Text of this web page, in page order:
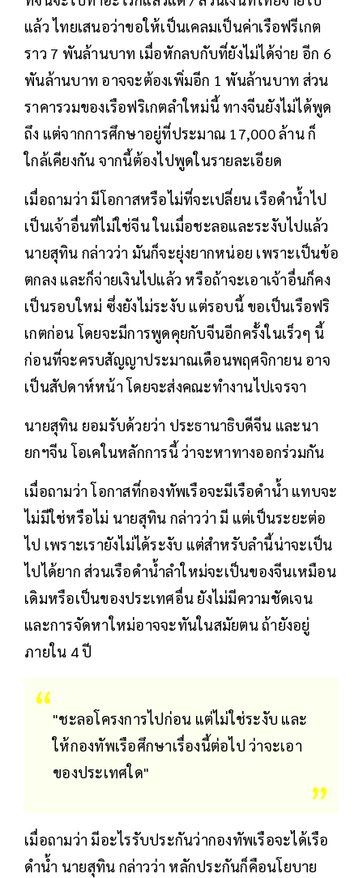
แล้ว ไทยเสนอว่าขอให้เป็นเคลมเป็นค่าเรือฟรีเกต
ราว 7 พันล้านบาท เมื่อหักลบกับที่ยังไม่ได้จ่าย อีก 6
พันล้านบาท อาจจะต้องเพิ่มอีก 1 พันล้านบาท ส่วน
ราคารวมของเรือฟริเกตลำใหม่นี้ ทางจีนยังไม่ได้พูด
ถึง แต่จากการศึกษาอยู่ที่ประมาณ 17,000 ล้าน ก็
ใกล้เคียงกัน จากนี้ต้องไปพูดในรายละเอียด
เมื่อถามว่า มีโอกาสหรือไม่ที่จะเปลี่ยน เรือดำน้ำไป
เป็นเจ้าอื่นที่ไม่ใช่จีน ในเมื่อชะลอและระงับไปแล้ว
นายสุทิน กล่าวว่า มันก็จะยุ่งยากหน่อย เพราะเป็นข้อ
ตกลง และก็จ่ายเงินไปแล้ว หรือถ้าจะเอาเจ้าอื่นก็คง
เป็นรอบใหม่ ซึ่งยังไม่ระงับ แต่รอบนี้ ขอเป็นเรือฟริ
เกตก่อน โดยจะมีการพูดคุยกับจีนอีกครั้งในเร็วๆ นี้
ก่อนที่จะครบสัญญาประมาณเดือนพฤศจิกายน อาจ
เป็นสัปดาห์หน้า โดยจะส่งคณะทำงานไปเจรจา
นายสุทิน ยอมรับด้วยว่า ประธานาธิบดีจีน และนา
ยกฯจีน โอเคในหลักการนี้ ว่าจะหาทางออกร่วมกัน
เมื่อถามว่า โอกาสที่กองทัพเรือจะมีเรือดำน้ำ แทบจะ
ไม่มีใช่หรือไม่ นายสุทิน กล่าวว่า มี แต่เป็นระยะต่อ
ไป เพราะเรายังไม่ได้ระงับ แต่สำหรับลำนี้น่าจะเป็น
ไปได้ยาก ส่วนเรือดำน้ำลำใหม่จะเป็นของจีนเหมือน
เดิมหรือเป็นของประเทศอื่น ยังไม่มีความชัดเจน
และการจัดหาใหม่อาจจะทันในสมัยตน ถ้ายังอยู่
ภายใน 4 ปี
"ชะลอโครงการไปก่อน แต่ไม่ใช่ระงับ และ
ให้กองทัพเรือศึกษาเรื่องนี้ต่อไป ว่าจะเอา
ของประเทศใด"
เมื่อถามว่า มีอะไรรับประกันว่ากองทัพเรือจะได้เรือ
ดำน้ำ นายสุทิน กล่าวว่า หลักประกันก็คือนโยบาย